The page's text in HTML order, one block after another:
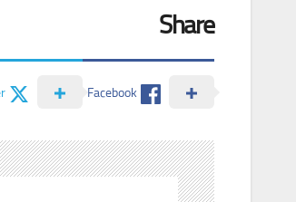
Share
Facebook